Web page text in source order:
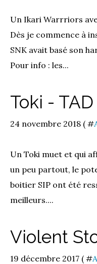
Un Ikari Warrriors
Dès je commence à
SNK avait basé son
Pour info : les...
Toki - TAD
24 novembre 2018 ( #
Un Toki muet et qui
un peu partout, le
boitier SIP ont été
meilleurs....
Violent
19 décembre 2017 ( #